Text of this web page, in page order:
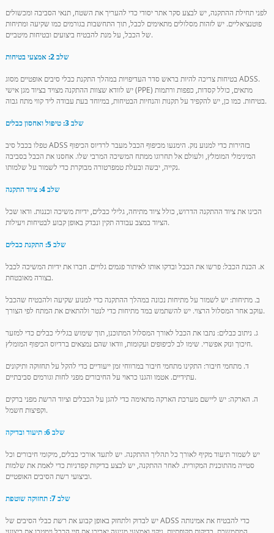
לפני תחילת ההתקנה, יש לבצע סקר אתר יסודי כדי להעריך את השטח, תנאי הסביבה ומכשולים
פוטנציאליים. יש לזהות מסלולים מתאימים לכבל, תוך התחשבות בגורמים כמו שקיעה ומתיחות
של הכבל, על מנת להבטיח ביצועים ובטיחות מיטביים.
שלב 2: אמצעי בטיחות
בטיחות צריכה להיות בראש סדר העדיפויות במהלך התקנת כבלי סיבים אופטיים מסוג ADSS.
יש לוודא שצוות ההתקנה מצויד בציוד מגן אישי (PPE) מתאים, כולל קסדות, כפפות ורתמות
בטיחות. כמו כן, יש להקפיד על תקנות והנחיות הבטיחות, במיוחד בעת עבודה ליד קווי מתח גבוה.
שלב 3: טיפול ואחסון כבלים
טפלו בכבל סיב ADSS בזהירות כדי למנוע נזק. הימנעו מכיפוף הכבל מעבר לרדיוס הכיפוף
המינימלי המומלץ, ולעולם אל תחרוגו ממתח המשיכה המרבי שלו. אחסנו את הכבל בסביבה
נקייה, יבשה ובעלת טמפרטורה מבוקרת כדי לשמור על שלמותו.
שלב 4: ציוד התקנה
הכינו את ציוד ההתקנה הדרוש, כולל ציוד מתיחה, גלילי כבלים, ידיות משיכה וכננות. ודאו שכל
הציוד במצב עבודה תקין ונבדק באופן קבוע לבטיחות ויעילות.
שלב 5: התקנת כבלים
א. הכנת הכבל: פרשו את הכבל ובדקו אותו לאיתור פגמים גלויים. חברו את ידיות המשיכה לכבל
בצורה מאובטחת.
ב. מתיחות: יש לשמור על מתיחות נכונה במהלך ההתקנה כדי למנוע שקיעה ולהבטיח שהכבל
עוקב אחר המסלול הרצוי. יש להשתמש במד מתיחות כדי לנטר ולהתאים את המתח לפי הצורך.
ג. ניתוב כבלים: נתבו את הכבל לאורך המסלול המתוכנן, תוך שימוש בגלילי כבלים כדי למזער
חיכוך ונזק אפשרי. שימו לב לכיפופים ועקומות, וודאו שהם נמצאים ברדיוס הכיפוף המומלץ.
ד. מתחמי חיבור: התקינו מתחמי חיבור במרווחי זמן ייעודיים כדי להקל על תחזוקה ותיקונים
עתידיים. אטמו והגנו כראוי על החיבורים מפני לחות וגורמים סביבתיים.
ה. הארקה: יש ליישם מערכת הארקה מתאימה כדי להגן על הכבלים וציוד הרשת מפני ברקים
וקפיצות חשמל.
שלב 6: תיעוד ובדיקה
יש לשמור תיעוד מקיף לאורך כל תהליך ההתקנה. יש לתעד אורכי כבלים, מיקומי חיבורים וכל
סטייה מהתוכנית המקורית. לאחר ההתקנה, יש לבצע בדיקות קפדניות כדי לאמת את שלמות
וביצועי רשת הסיבים האופטיים.
שלב 7: תחזוקה שוטפת
יש לבדוק ולתחזק באופן קבוע את רשת כבלי הסיבים של ADSS כדי להבטיח את אמינותה